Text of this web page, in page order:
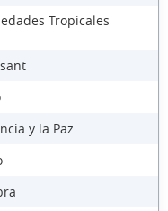
Tropicales
y la Paz